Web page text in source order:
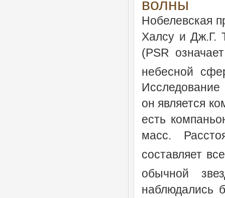
волны
Нобелевская
Халсу и Дж.Г.
(PSR
небесной
Исследование
он является
есть
масс.
составляет
обычной
наблюдались